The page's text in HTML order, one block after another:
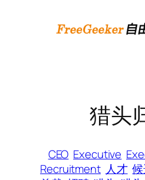
猎头
CEO Executive
Recruitment 人才